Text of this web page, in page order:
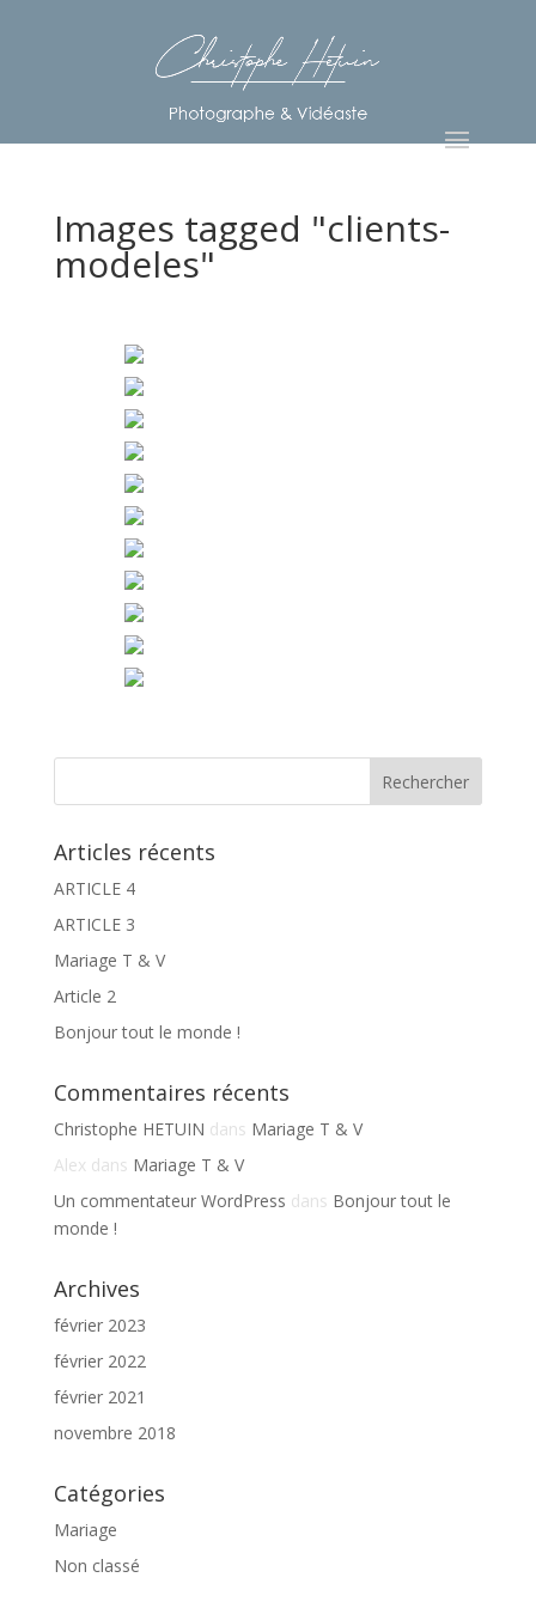
Images tagged "clients-
modeles"
Articles récents
ARTICLE 4
ARTICLE 3
Mariage T & V
Article 2
Bonjour tout le monde !
Commentaires récents
Christophe HETUIN dans Mariage T & V
Alex dans Mariage T & V
Un commentateur WordPress dans Bonjour tout le
monde !
Archives
février 2023
février 2022
février 2021
novembre 2018
Catégories
Mariage
Non classé